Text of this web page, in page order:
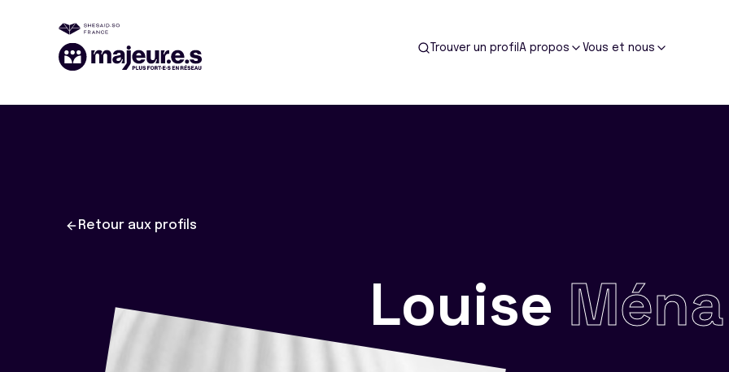
Trouver un profil A propos Vous et nous
Retour aux profils
Louise Ména